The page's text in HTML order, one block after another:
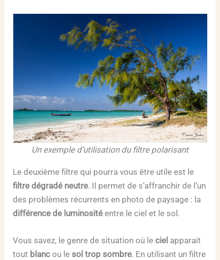
Un exemple d’utilisation du filtre polarisant
Le deuxième filtre qui pourra vous être utile est le
filtre dégradé neutre. Il permet de s’affranchir de l’un
des problèmes récurrents en photo de paysage : la
différence de luminosité entre le ciel et le sol.
Vous savez, le genre de situation où leciel apparait
tout blanc ou le sol trop sombre. En utilisant un filtre